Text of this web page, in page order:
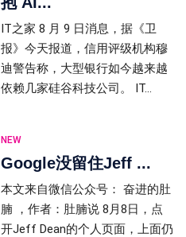
IT之家 8 月 9 日消息，据《卫
报》今天报道，信用评级机构穆
迪警告称，大型银行如今越来越
依赖几家硅谷科技公司。 IT...
NEW
Google没留住Jeff ...
本文来自微信公众号： 奋进的肚
腩 ，作者：肚腩说 8月8日，点
开Jeff Dean的个人页面，上面仍